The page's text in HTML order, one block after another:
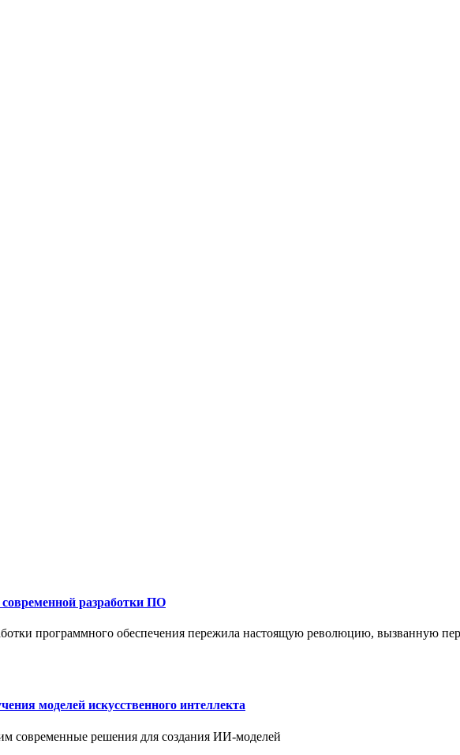
разработки ПО
программного обеспечения пережила настоящую революцию, вызванную
моделей искусственного интеллекта
современные решения для создания ИИ-моделей